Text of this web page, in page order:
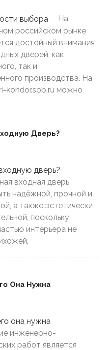
На
российском рынке
достойный внимания
дверей, как
так и
производства. На
kondor.spb.ru можно
Дверь?
входная дверь
надёжной, прочной и
а также эстетически
поскольку
интерьера не
Она Нужна
инженерно-
работ является